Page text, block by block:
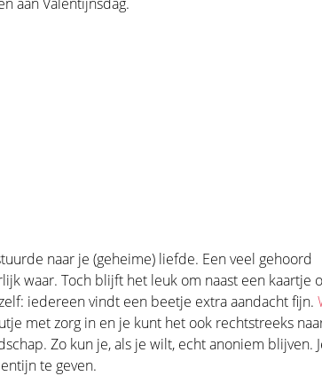
naar je (geheime) liefde. Een veel gehoord
waar. Toch blijft het leuk om naast een kaartje
iedereen vindt een beetje extra aandacht fijn.
met zorg in en je kunt het ook rechtstreeks
Zo kun je, als je wilt, echt anoniem blijven.
te geven.